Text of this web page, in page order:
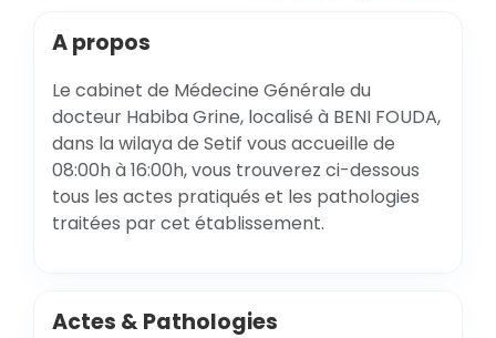
A propos
Le cabinet de Médecine Générale du
docteur Habiba Grine, localisé à BENI FOUDA,
dans la wilaya de Setif vous accueille de
08:00h à 16:00h, vous trouverez ci-dessous
tous les actes pratiqués et les pathologies
traitées par cet établissement.
Actes & Pathologies